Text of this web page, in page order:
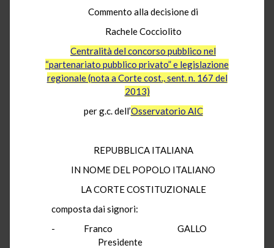
Commento alla decisione di
Rachele Cocciolito
Centralità del concorso pubblico nel
“partenariato pubblico privato” e legislazione
regionale (nota a Corte cost., sent. n. 167 del
2013)
per g.c. dell’Osservatorio AIC
REPUBBLICA ITALIANA
IN NOME DEL POPOLO ITALIANO
LA CORTE COSTITUZIONALE
composta dai signori:
- Franco GALLO
Presidente